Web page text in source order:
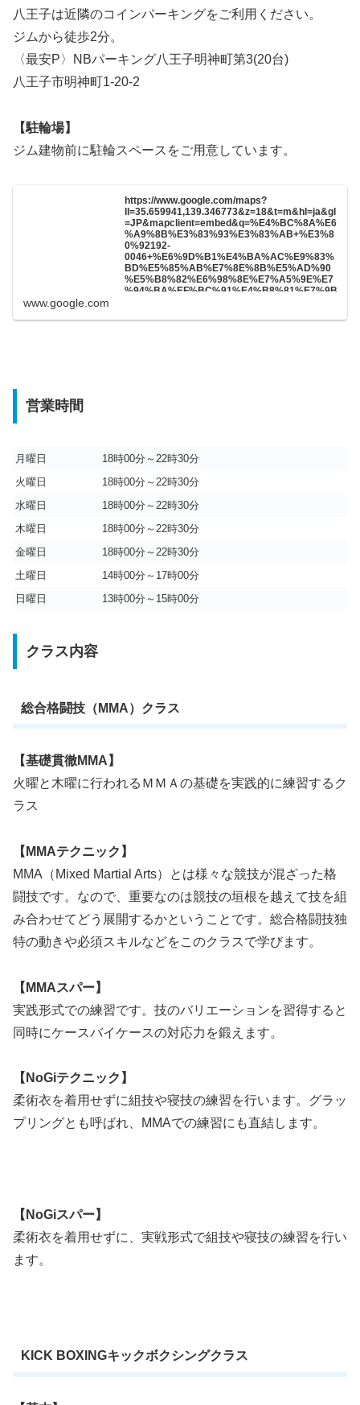
八王子は近隣のコインパーキングをご利用ください。
ジムから徒歩2分。
〈最安P〉NBパーキング八王子明神町第3(20台)
八王子市明神町1-20-2
【駐輪場】
ジム建物前に駐輪スペースをご用意しています。
https://www.google.com/maps?
ll=35.659941,139.346773&z=18&t=m&hl=ja&gl
=JP&mapclient=embed&q=%E4%BC%8A%E6
%A9%8B%E3%83%93%E3%83%AB+%E3%8
0%92192-
0046+%E6%9D%B1%E4%BA%AC%E9%83%
BD%E5%85%AB%E7%8E%8B%E5%AD%90
%E5%B8%82%E6%98%8E%E7%A5%9E%E7
%94%BA%EF%BC%91%E4%B8%81%E7%9B
www.google.com
営業時間
月曜日
18時00分～22時30分
火曜日
18時00分～22時30分
水曜日
18時00分～22時30分
木曜日
18時00分～22時30分
金曜日
18時00分～22時30分
土曜日
14時00分～17時00分
日曜日
13時00分～15時00分
クラス内容
総合格闘技（MMA）クラス
【基礎貫徹MMA】
火曜と木曜に行われるＭＭＡの基礎を実践的に練習するク
ラス
【MMAテクニック】
MMA（Mixed Martial Arts）とは様々な競技が混ざった格
闘技です。なので、重要なのは競技の垣根を越えて技を組
み合わせてどう展開するかということです。総合格闘技独
特の動きや必須スキルなどをこのクラスで学びます。
【MMAスパー】
実践形式での練習です。技のバリエーションを習得すると
同時にケースバイケースの対応力を鍛えます。
【NoGiテクニック】
柔術衣を着用せずに組技や寝技の練習を行います。グラッ
プリングとも呼ばれ、MMAでの練習にも直結します。
【NoGiスパー】
柔術衣を着用せずに、実戦形式で組技や寝技の練習を行い
ます。
KICK BOXINGキックボクシングクラス